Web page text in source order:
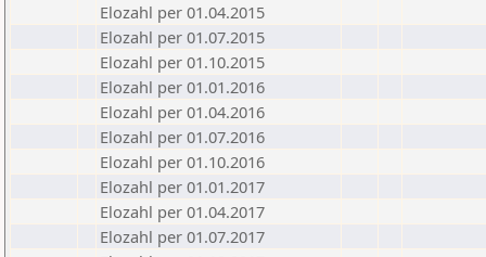
Elozahl per 01.04.2015
Elozahl per 01.07.2015
Elozahl per 01.10.2015
Elozahl per 01.01.2016
Elozahl per 01.04.2016
Elozahl per 01.07.2016
Elozahl per 01.10.2016
Elozahl per 01.01.2017
Elozahl per 01.04.2017
Elozahl per 01.07.2017